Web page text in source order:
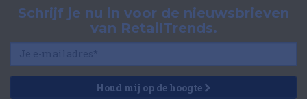
Schrijf je nu in voor de nieuwsbrieven
van RetailTrends.
Houd mij op de hoogte